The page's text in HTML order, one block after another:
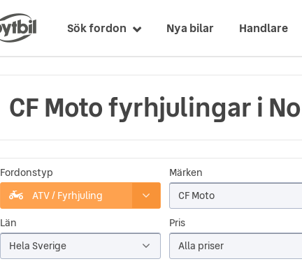
Sök fordon Nya bilar Handlare
CF Moto fyrhjulingar i
Fordonstyp
ATV / Fyrhjuling
Märken
CF Moto
Län
Hela Sverige
Pris
Alla priser